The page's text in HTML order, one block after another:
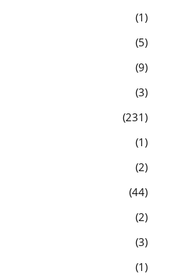
1
5
9
3
231
1
2
44
2
3
1